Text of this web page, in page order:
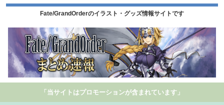
Fate/GrandOrderのイラスト・グッズ情報サイトです
「当サイトはプロモーションが含まれています」